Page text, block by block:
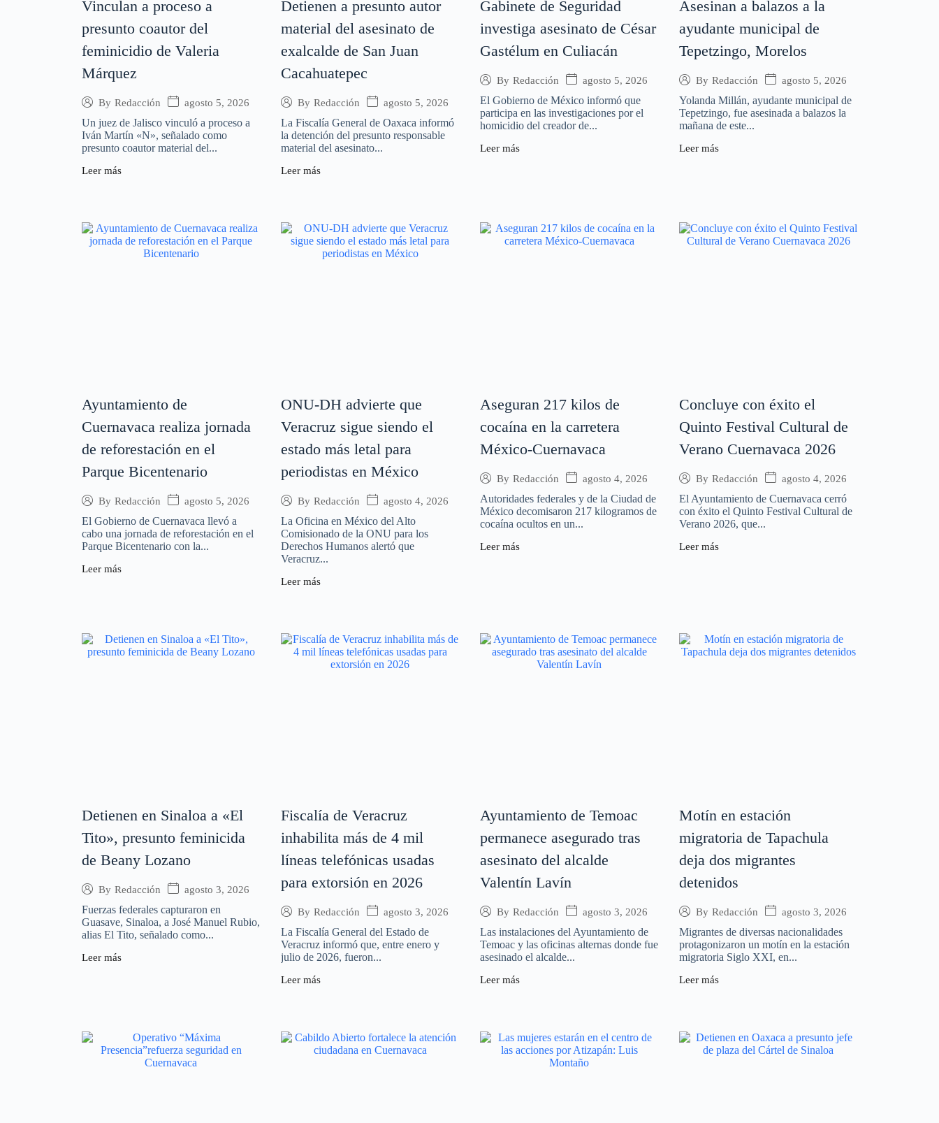
Vinculan a proceso a
presunto coautor del
feminicidio de Valeria
Márquez
By Redacción agosto 5, 2026
Un juez de Jalisco vinculó a proceso a
Iván Martín «N», señalado como
presunto coautor material del...
Leer más
Detienen a presunto autor
material del asesinato de
exalcalde de San Juan
Cacahuatepec
By Redacción agosto 5, 2026
La Fiscalía General de Oaxaca informó
la detención del presunto responsable
material del asesinato...
Leer más
Gabinete de Seguridad
investiga asesinato de César
Gastélum en Culiacán
By Redacción agosto 5, 2026
El Gobierno de México informó que
participa en las investigaciones por el
homicidio del creador de...
Leer más
Asesinan a balazos a la
ayudante municipal de
Tepetzingo, Morelos
By Redacción agosto 5, 2026
Yolanda Millán, ayudante municipal de
Tepetzingo, fue asesinada a balazos la
mañana de este...
Leer más
Ayuntamiento de
Cuernavaca realiza jornada
de reforestación en el
Parque Bicentenario
By Redacción agosto 5, 2026
El Gobierno de Cuernavaca llevó a
cabo una jornada de reforestación en el
Parque Bicentenario con la...
Leer más
ONU-DH advierte que
Veracruz sigue siendo el
estado más letal para
periodistas en México
By Redacción agosto 4, 2026
La Oficina en México del Alto
Comisionado de la ONU para los
Derechos Humanos alertó que
Veracruz...
Leer más
Aseguran 217 kilos de
cocaína en la carretera
México-Cuernavaca
By Redacción agosto 4, 2026
Autoridades federales y de la Ciudad de
México decomisaron 217 kilogramos de
cocaína ocultos en un...
Leer más
Concluye con éxito el
Quinto Festival Cultural de
Verano Cuernavaca 2026
By Redacción agosto 4, 2026
El Ayuntamiento de Cuernavaca cerró
con éxito el Quinto Festival Cultural de
Verano 2026, que...
Leer más
Detienen en Sinaloa a «El
Tito», presunto feminicida
de Beany Lozano
By Redacción agosto 3, 2026
Fuerzas federales capturaron en
Guasave, Sinaloa, a José Manuel Rubio,
alias El Tito, señalado como...
Leer más
Fiscalía de Veracruz
inhabilita más de 4 mil
líneas telefónicas usadas
para extorsión en 2026
By Redacción agosto 3, 2026
La Fiscalía General del Estado de
Veracruz informó que, entre enero y
julio de 2026, fueron...
Leer más
Ayuntamiento de Temoac
permanece asegurado tras
asesinato del alcalde
Valentín Lavín
By Redacción agosto 3, 2026
Las instalaciones del Ayuntamiento de
Temoac y las oficinas alternas donde fue
asesinado el alcalde...
Leer más
Motín en estación
migratoria de Tapachula
deja dos migrantes
detenidos
By Redacción agosto 3, 2026
Migrantes de diversas nacionalidades
protagonizaron un motín en la estación
migratoria Siglo XXI, en...
Leer más